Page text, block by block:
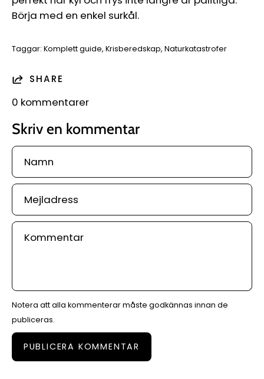
Börja med en enkel surkål.
Taggar: Komplett guide Krisberedskap Naturkatastrofer
SHARE
0 kommentarer
Skriv en kommentar
Namn
Mejladress
Kommentar
Notera att alla kommenterar måste godkännas innan de
publiceras.
PUBLICERA KOMMENTAR